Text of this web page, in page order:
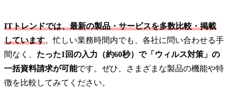
ITトレンドでは、最新の製品・サービスを多数比較・掲載
しています。忙しい業務時間内でも、各社に問い合わせる手
間なく、 たった1回の入力（約60秒）で「ウィルス対策」の
一括資料請求が可能です。ぜひ、さまざまな製品の機能や特
徴を比較してみてください。